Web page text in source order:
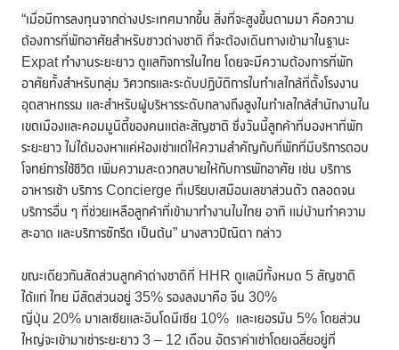
“เมื่อมีการลงทุนจากต่างประเทศมากขึ้น สิ่งที่จะสูงขึ้นตามมา คือความ
ต้องการที่พักอาศัยสำหรับชาวต่างชาติ ที่จะต้องเดินทางเข้ามาในฐานะ
Expat ทำงานระยะยาว ดูแลกิจการในไทย โดยจะมีความต้องการที่พัก
อาศัยทั้งสำหรับกลุ่ม วิศวกรและระดับปฏิบัติการในทำเลใกล้ที่ตั้งโรงงาน
อุตสาหกรรม และสำหรับผู้บริหารระดับกลางถึงสูงในทำเลใกล้สำนักงานใน
เขตเมืองและคอมมูนิตี้ของคนแต่ละสัญชาติ ซึ่งวันนี้ลูกค้าที่มองหาที่พัก
ระยะยาว ไม่ได้มองหาแค่ห้องเช่าแต่ให้ความสำคัญกับที่พักที่มีบริการตอบ
โจทย์การใช้ชีวิต เพิ่มความสะดวกสบายให้กับการพักอาศัย เช่น บริการ
อาหารเช้า บริการ Concierge ที่เปรียบเสมือนเลขาส่วนตัว ตลอดจน
บริการอื่น ๆ ที่ช่วยเหลือลูกค้าที่เข้ามาทำงานในไทย อาทิ แม่บ้านทำความ
สะอาด และบริการซักรีด เป็นต้น” นางสาวปีณิตา กล่าว
ขณะเดียวกันสัดส่วนลูกค้าต่างชาติที่ HHR ดูแลมีทั้งหมด 5 สัญชาติ
ได้แก่ ไทย มีสัดส่วนอยู่ 35% รองลงมาคือ จีน 30%
ญี่ปุ่น 20% มาเลเซียและอินโดนีเซีย 10% และเยอรมัน 5% โดยส่วน
ใหญ่จะเข้ามาเช่าระยะยาว 3 – 12 เดือน อัตราค่าเช่าโดยเฉลี่ยอยู่ที่